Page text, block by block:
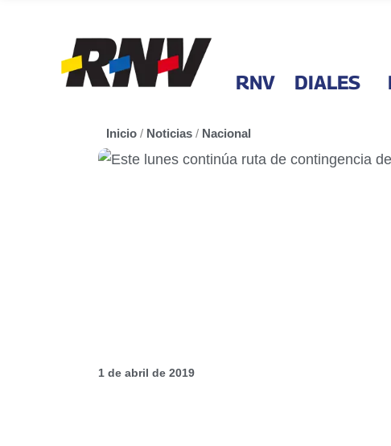
RNV DIALES
Inicio / Noticias / Nacional
1 de abril de 2019